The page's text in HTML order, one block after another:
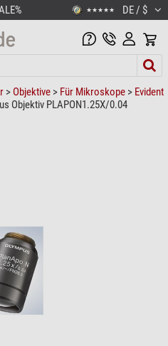
★★★★★ DE / $
> Objektive > Für Mikroskope > Evident
Objektiv PLAPON1.25X/0.04